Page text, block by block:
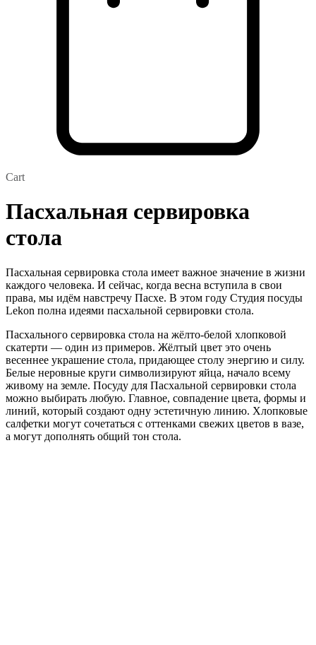
Cart
Пасхальная сервировка
стола
Пасхальная сервировка стола имеет важное значение в жизни
каждого человека. И сейчас, когда весна вступила в свои
права, мы идём навстречу Пасхе. В этом году Студия посуды
Lekon полна идеями пасхальной сервировки стола.
Пасхального сервировка стола на жёлто-белой хлопковой
скатерти — один из примеров. Жёлтый цвет это очень
весеннее украшение стола, придающее столу энергию и силу.
Белые неровные круги символизируют яйца, начало всему
живому на земле. Посуду для Пасхальной сервировки стола
можно выбирать любую. Главное, совпадение цвета, формы и
линий, который создают одну эстетичную линию. Хлопковые
салфетки могут сочетаться с оттенками свежих цветов в вазе,
а могут дополнять общий тон стола.